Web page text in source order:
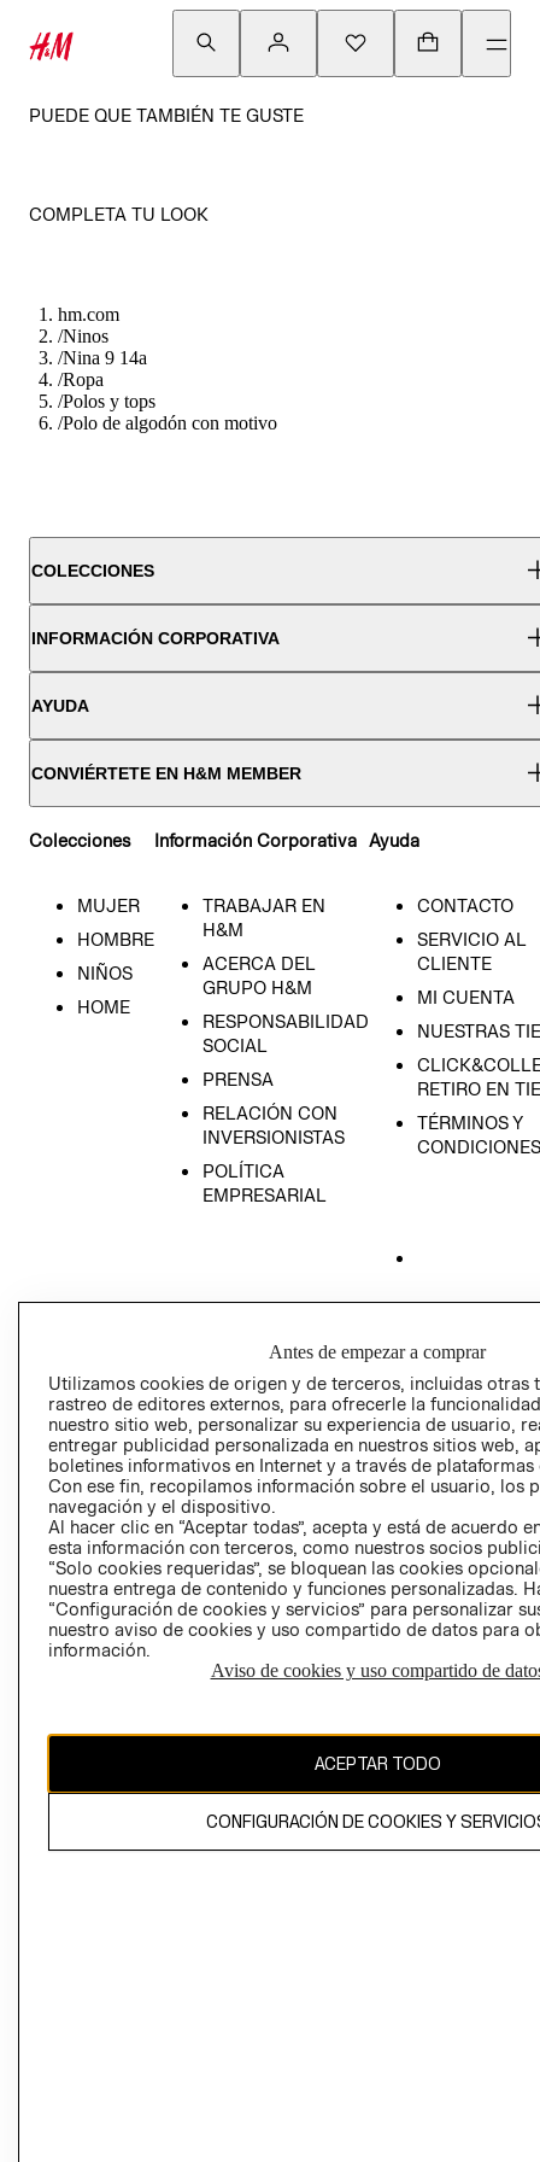
PUEDE QUE TAMBIÉN TE GUSTE
COMPLETA TU LOOK
hm.com
/Ninos
/Nina 9 14a
/Ropa
/Polos y tops
/Polo de algodón con motivo
COLECCIONES
INFORMACIÓN CORPORATIVA
AYUDA
CONVIÉRTETE EN H&M MEMBER
Colecciones
MUJER
HOMBRE
NIÑOS
HOME
Información Corporativa
TRABAJAR EN
H&M
ACERCA DEL
GRUPO H&M
RESPONSABILIDAD
SOCIAL
PRENSA
RELACIÓN CON
INVERSIONISTAS
POLÍTICA
EMPRESARIAL
Ayuda
CONTACTO
SERVICIO AL
CLIENTE
MI CUENTA
NUESTRAS
RETIRO EN
TÉRMINOS Y
CONDICIONES
GIFT CARD
AVISO DE
Perú (S/)
CAMBIAR REGIÓN
propiedad de H&M Hennes & Mauritz AB
Antes de empezar a comprar
Utilizamos cookies de origen y de terceros, incluidas otras
rastreo de editores externos, para ofrecerle la
nuestro sitio web, personalizar su experiencia de usuario,
entregar publicidad personalizada en nuestros sitios web,
boletines informativos en Internet y a través de plataformas
Con ese fin, recopilamos información sobre el usuario, los
navegación y el dispositivo.
Al hacer clic en “Aceptar todas”, acepta y está de acuerdo
esta información con terceros, como nuestros socios
“Solo cookies requeridas”, se bloquean las cookies
nuestra entrega de contenido y funciones personalizadas.
“Configuración de cookies y servicios” para personalizar
nuestro aviso de cookies y uso compartido de datos para
información.
Aviso de cookies y uso compartido de
ACEPTAR TODO
CONFIGURACIÓN DE COOKIES Y